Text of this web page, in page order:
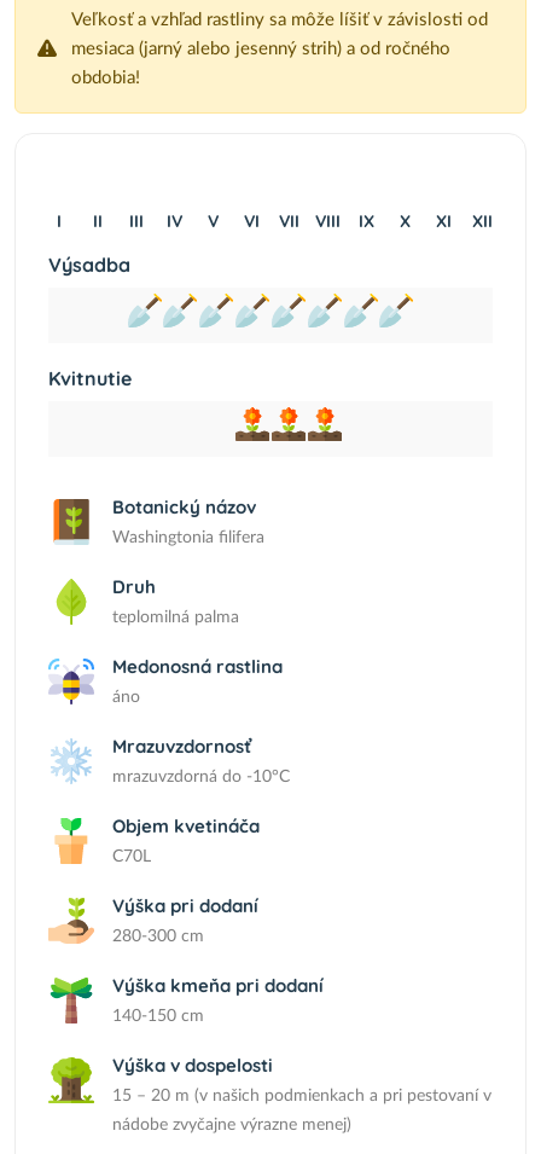
Veľkosť a vzhľad rastliny sa môže líšiť v závislosti od
mesiaca (jarný alebo jesenný strih) a od ročného
obdobia!
I II III IV V VI VII VIII IX X XI XII
Výsadba
Kvitnutie
Botanický názov
Washingtonia filifera
Druh
teplomilná palma
Medonosná rastlina
áno
Mrazuvzdornosť
mrazuvzdorná do -10°C
Objem kvetináča
C70L
Výška pri dodaní
280-300 cm
Výška kmeňa pri dodaní
140-150 cm
Výška v dospelosti
15 – 20 m (v našich podmienkach a pri pestovaní v
nádobe zvyčajne výrazne menej)